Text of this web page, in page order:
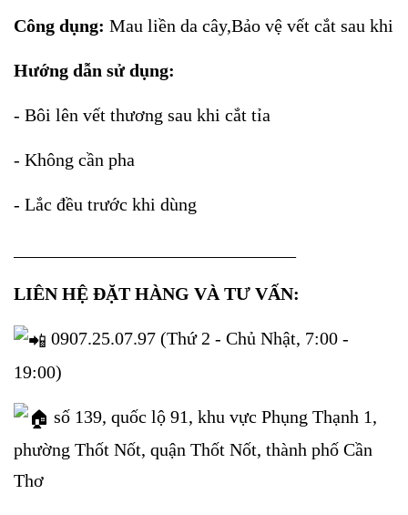
Công dụng: Mau liền da cây,Bảo vệ vết cắt sau khi
Hướng dẫn sử dụng:
- Bôi lên vết thương sau khi cắt tỉa
- Không cần pha
- Lắc đều trước khi dùng
LIÊN HỆ ĐẶT HÀNG VÀ TƯ VẤN:
0907.25.07.97 (Thứ 2 - Chủ Nhật, 7:00 -
19:00)
số 139, quốc lộ 91, khu vực Phụng Thạnh 1,
phường Thốt Nốt, quận Thốt Nốt, thành phố Cần
Thơ